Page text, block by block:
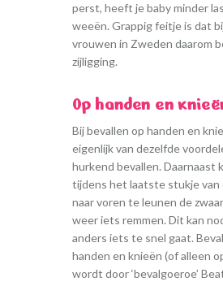
perst, heeft je baby minder
weeën. Grappig feitje is dat
vrouwen in Zweden daarom
zijligging.
Op handen en
Bij bevallen op handen en
eigenlijk van dezelfde
hurkend bevallen. Daarnaast
tijdens het laatste stukje van
naar voren te leunen de
weer iets remmen. Dit kan
anders iets te snel gaat.
handen en knieën (of alleen
wordt door ‘bevalgoeroe’